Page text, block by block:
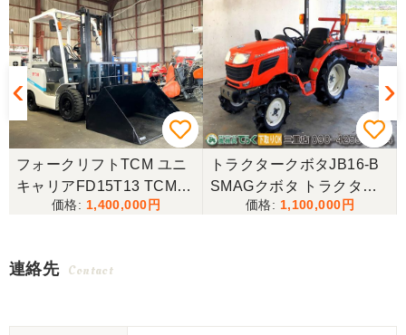
フォークリフトTCM ユニ
キャリアFD15T13 TCM
ユニキャリア フォークリ
1,400,000
トラクタークボタJB16-B
SMAGクボタ トラクター J
B16-BSMAG 126時間 パ
1,100,000
連絡先 Contact